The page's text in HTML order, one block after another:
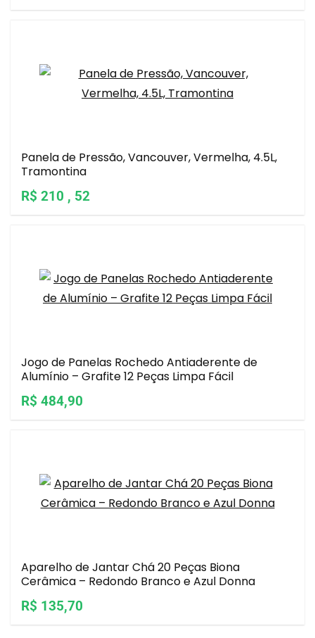
Panela de Pressão, Vancouver, Vermelha, 4.5L,
Tramontina
R$ 210 , 52
Jogo de Panelas Rochedo Antiaderente de
Alumínio – Grafite 12 Peças Limpa Fácil
R$ 484,90
Aparelho de Jantar Chá 20 Peças Biona
Cerâmica – Redondo Branco e Azul Donna
R$ 135,70